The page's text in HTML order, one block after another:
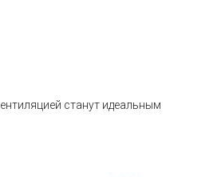
станут идеальным